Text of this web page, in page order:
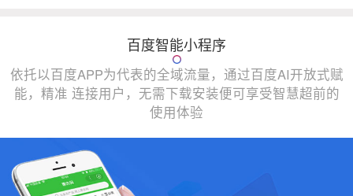
百度智能小程序
依托以百度APP为代表的全域流量，通过百度AI开放式赋
能，精准 连接用户，无需下载安装便可享受智慧超前的
使用体验